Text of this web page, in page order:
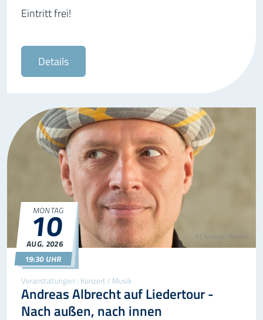
Eintritt frei!
Details
©Christian Reister
Veranstaltungen Konzert / Musik
Andreas Albrecht auf Liedertour -
Nach außen, nach innen
MONTAG
10
AUG.2026
19:30 UHR